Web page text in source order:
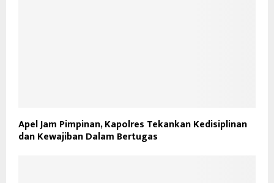
Apel Jam Pimpinan, Kapolres Tekankan Kedisiplinan
dan Kewajiban Dalam Bertugas